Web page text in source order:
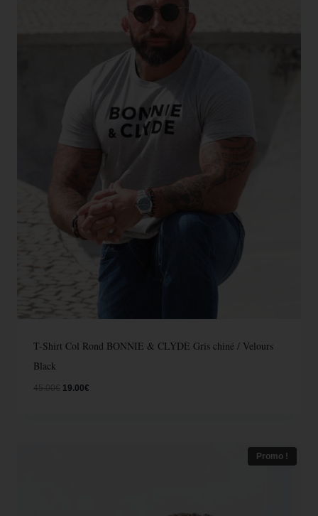
T-Shirt Col Rond BONNIE & CLYDE Gris chiné / Velours
Black
19.00€
Promo !